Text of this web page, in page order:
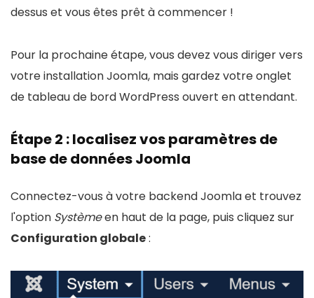
dessus et vous êtes prêt à commencer !
Pour la prochaine étape, vous devez vous diriger vers
votre installation Joomla, mais gardez votre onglet
de tableau de bord WordPress ouvert en attendant.
Étape 2 : localisez vos paramètres de
base de données Joomla
Connectez-vous à votre backend Joomla et trouvez
l'option Systèmeen haut de la page, puis cliquez sur
Configuration globale: